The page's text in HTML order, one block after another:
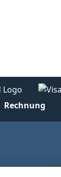
Rechnung